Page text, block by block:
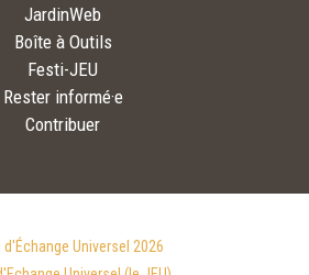
JardinWeb
Boîte à Outils
Festi-JEU
Rester informé·e
Contribuer
d'Échange Universel 2026